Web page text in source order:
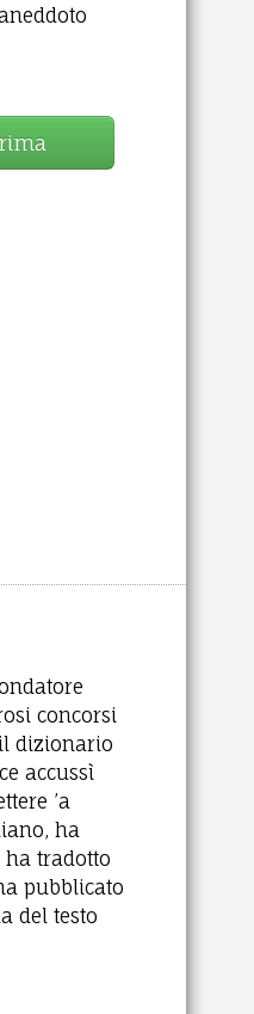
concorsi
dizionario
accussì
’a
ha
ha tradotto
pubblicato
del testo